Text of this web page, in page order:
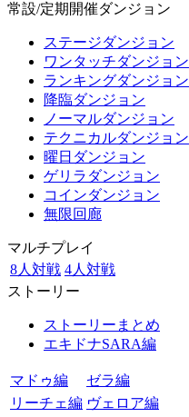
常設/定期開催ダンジョン
ステージダンジョン
ワンタッチダンジョン
ランキングダンジョン
降臨ダンジョン
ノーマルダンジョン
テクニカルダンジョン
曜日ダンジョン
ゲリラダンジョン
コインダンジョン
無限回廊
マルチプレイ
8人対戦 4人対戦
ストーリー
ストーリーまとめ
エキドナSARA編
マドゥ編
ゼラ編
リーチェ編 ヴェロア編